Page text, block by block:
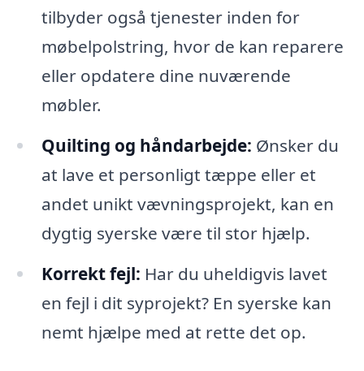
tilbyder også tjenester inden for
møbelpolstring, hvor de kan reparere
eller opdatere dine nuværende
møbler.
Quilting og håndarbejde: Ønsker du
at lave et personligt tæppe eller et
andet unikt vævningsprojekt, kan en
dygtig syerske være til stor hjælp.
Korrekt fejl: Har du uheldigvis lavet
en fejl i dit syprojekt? En syerske kan
nemt hjælpe med at rette det op.